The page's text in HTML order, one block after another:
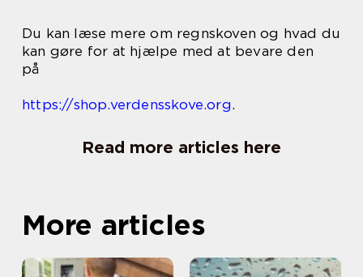
Du kan læse mere om regnskoven og hvad du
kan gøre for at hjælpe med at bevare den
på
https://shop.verdensskove.org.
Read more articles here
More articles